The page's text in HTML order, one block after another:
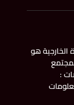
الخارجية هو
: